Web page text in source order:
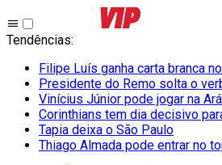
Tendências:
Filipe Luís ganha carta branca
Presidente do Remo solta o
Vinícius Júnior pode jogar na
Corinthians tem dia decisivo
Tapia deixa o São Paulo
Thiago Almada pode entrar no